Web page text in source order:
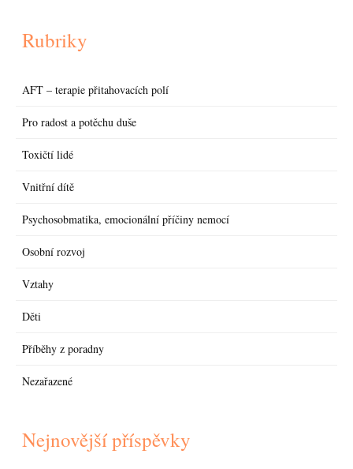
Rubriky
AFT – terapie přitahovacích polí
Pro radost a potěchu duše
Toxičtí lidé
Vnitřní dítě
Psychosobmatika, emocionální příčiny nemocí
Osobní rozvoj
Vztahy
Děti
Příběhy z poradny
Nezařazené
Nejnovější příspěvky